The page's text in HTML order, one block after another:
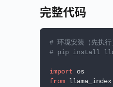
完整代码
# 环境安装（先执行
# pip install
import
from